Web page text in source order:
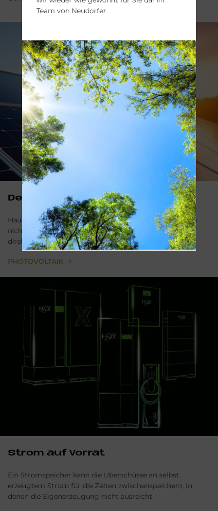
Der Son­ne sei Dank!
Hausbesitzer können ihren selbst erzeugten Solarstrom
nicht nur für den eigenen Strombedarf, sondern auch
direkt für Heizung und Warmwasser nutzen.
PHOTOVOLTAIK
Strom auf Vor­rat
Ein Stromspeicher kann die Überschüsse an selbst
erzeugtem Strom für die Zeiten zwischenspeichern, in
denen die Eigenerzeugung nicht ausreicht.
Team von Neudorfer